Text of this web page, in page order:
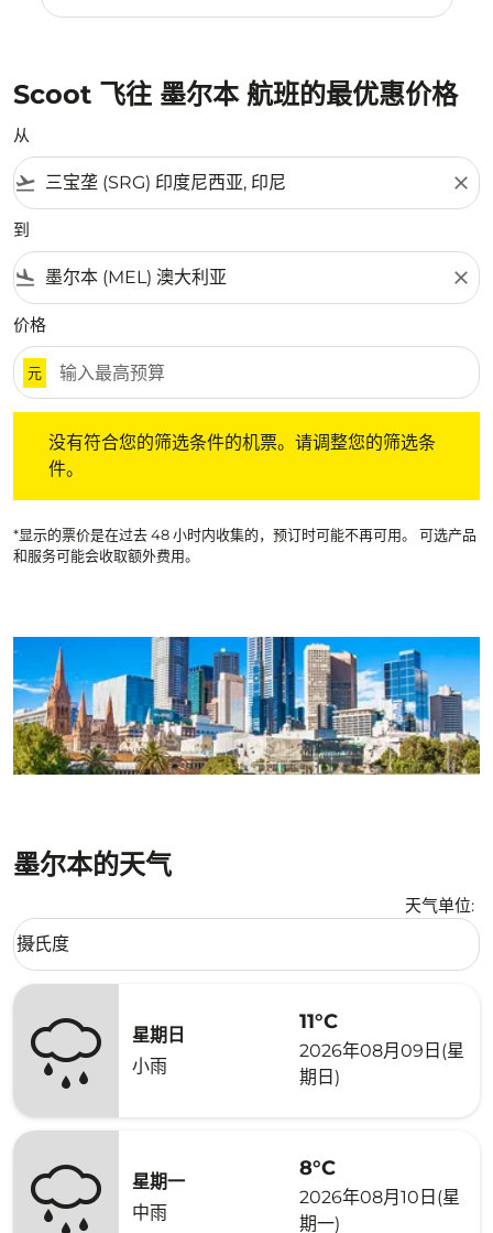
Scoot 飞往 墨尔本 航班的最优惠价格
从
flight_takeoff close
到
flight_land close
价格
元
没有符合您的筛选条件的机票。请调整您的筛选条
件。
*显示的票价是在过去 48 小时内收集的，预订时可能不再可用。 可选产品
和服务可能会收取额外费用。
墨尔本的天气
天气单位:
Weather unit option 摄氏度 Selected
摄氏度
keyboard_arrow_down
星期日
小雨
11°C
2026年08月09日(星
期日)
星期一
中雨
8°C
2026年08月10日(星
期一)